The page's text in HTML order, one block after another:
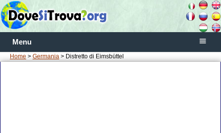
Menu
Home > Germania > Distretto di Eimsbüttel